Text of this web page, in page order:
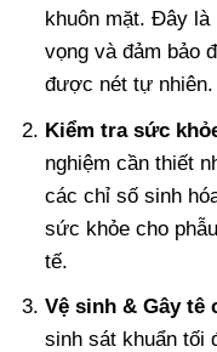
khuôn mặt. Đây
vọng và đảm bảo
được nét tự nhiên.
Kiểm tra sức
nghiệm cần thiết
các chỉ số sinh
sức khỏe cho
tế.
Vệ sinh & Gây tê
sinh sát khuẩn tối